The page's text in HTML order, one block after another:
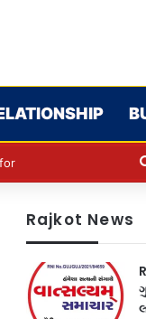
Rajkot News